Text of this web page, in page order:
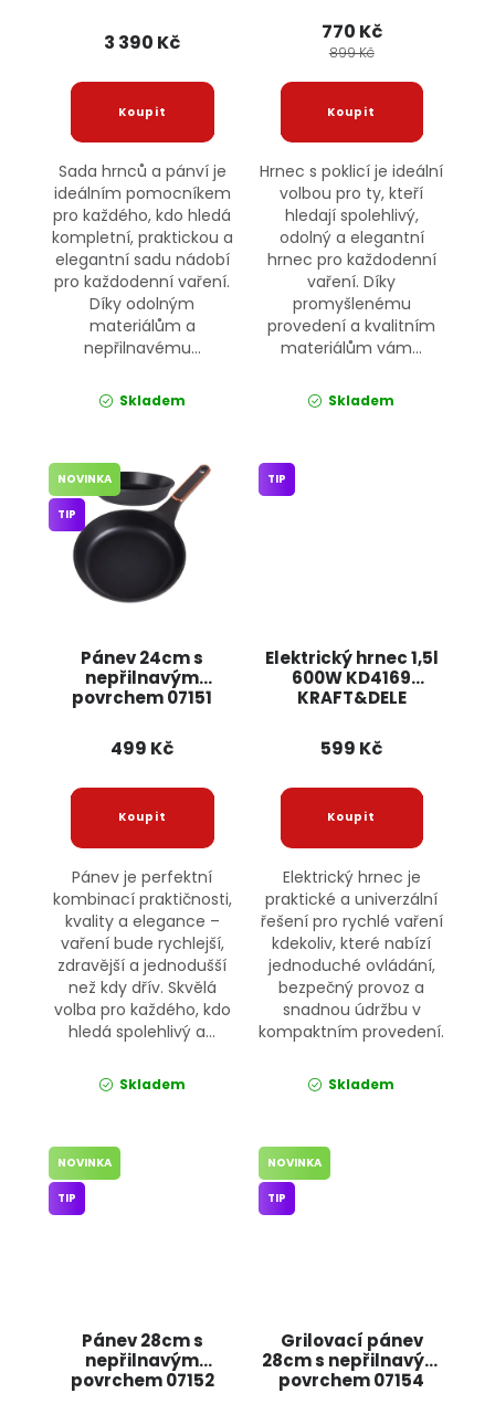
3 390 Kč
Sada hrnců a pánví je
ideálním pomocníkem
pro každého, kdo hledá
kompletní, praktickou a
elegantní sadu nádobí
pro každodenní vaření.
Díky odolným
materiálům a
nepřilnavému...
Skladem
770 Kč
899 Kč
Hrnec s poklicí je ideální
volbou pro ty, kteří
hledají spolehlivý,
odolný a elegantní
hrnec pro každodenní
vaření. Díky
promyšlenému
provedení a kvalitním
materiálům vám...
Skladem
Pánev 24cm s
nepřilnavým
povrchem 07151
NOVINKA
TIP
499 Kč
Pánev je perfektní
kombinací praktičnosti,
kvality a elegance –
vaření bude rychlejší,
zdravější a jednodušší
než kdy dřív. Skvělá
volba pro každého, kdo
hledá spolehlivý a...
Skladem
Elektrický hrnec 1,5l
600W KD4169
KRAFT&DELE
TIP
599 Kč
Elektrický hrnec je
praktické a univerzální
řešení pro rychlé vaření
kdekoliv, které nabízí
jednoduché ovládání,
bezpečný provoz a
snadnou údržbu v
kompaktním provedení.
Skladem
Pánev 28cm s
nepřilnavým
povrchem 07152
NOVINKA
TIP
Grilovací pánev
28cm s nepřilnavým
povrchem 07154
NOVINKA
TIP